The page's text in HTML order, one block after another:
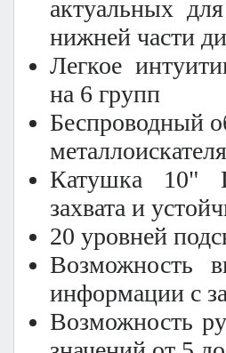
актуальных
нижней части
Легкое
на 6 групп
Беспроводный
Катушка 10"
захвата и
20 уровней
Возможность
информации с
Возможность